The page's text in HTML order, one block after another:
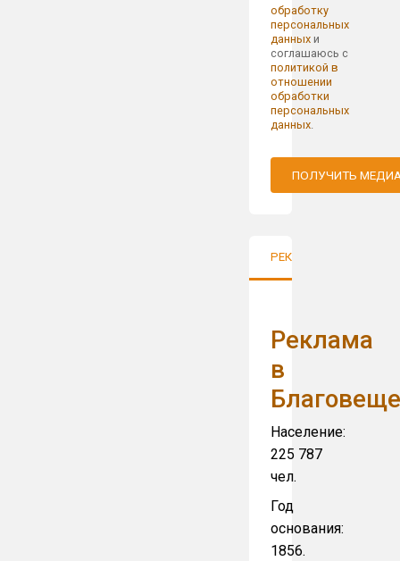
обработку
персональных
данных и
соглашаюсь с
политикой в
отношении
обработки
персональных
данных
ПОЛУЧИТЬ
РЕКЛАМА В ГОРОДАХ
Реклама
в
Население:
225 787
чел.
Год
основания:
1856.